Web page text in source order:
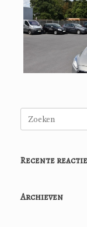
Zoeken
naar:
Recente
Archieven